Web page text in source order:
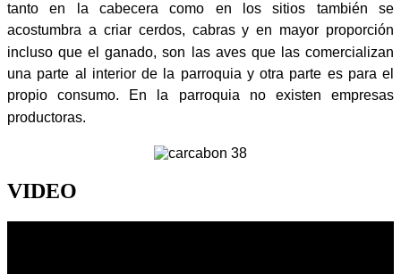
tanto en la cabecera como en los sitios también se
acostumbra a criar cerdos, cabras y en mayor proporción
incluso que el ganado, son las aves que las comercializan
una parte al interior de la parroquia y otra parte es para el
propio consumo. En la parroquia no existen empresas
productoras.
VIDEO